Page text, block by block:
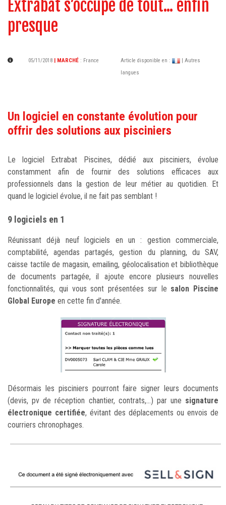
Extrabat s’occupe de tout... enfin
presque
05/11/2018 | MARCHÉ : France Article disponible en :
| Autres
langues
Un logiciel en constante évolution pour
offrir des solutions aux pisciniers
Le logiciel Extrabat Piscines, dédié aux pisciniers, évolue
constamment afin de fournir des solutions efficaces aux
professionnels dans la gestion de leur métier au quotidien. Et
quand le logiciel évolue, il ne fait pas semblant !
9 logiciels en 1
Réunissant déjà neuf logiciels en un : gestion commerciale,
comptabilité, agendas partagés, gestion du planning, du SAV,
caisse tactile de magasin, emailing, géolocalisation et bibliothèque
de documents partagée, il ajoute encore plusieurs nouvelles
fonctionnalités, qui vous sont présentées sur le salon Piscine
Global Europe en cette fin d'année.
Désormais les pisciniers pourront faire signer leurs documents
(devis, pv de réception chantier, contrats,...) par une signature
électronique certifiée, évitant des déplacements ou envois de
courriers chronophages.